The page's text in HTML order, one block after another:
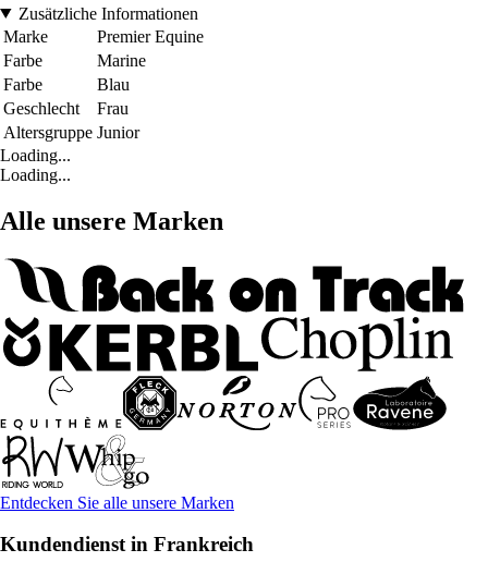
Zusätzliche Informationen
Marke
Premier Equine
Farbe
Marine
Farbe
Blau
Geschlecht
Frau
Altersgruppe Junior
Loading...
Loading...
Alle unsere Marken
Entdecken Sie alle unsere Marken
Kundendienst in Frankreich